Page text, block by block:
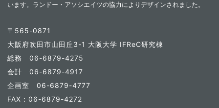
います。ランドー・アソシエイツの協力によりデザインされました。
〒565-0871
大阪府吹田市山田丘3-1 大阪大学 IFReC研究棟
総務 06-6879-4275
会計 06-6879-4917
企画室 06-6879-4777
FAX：06-6879-4272